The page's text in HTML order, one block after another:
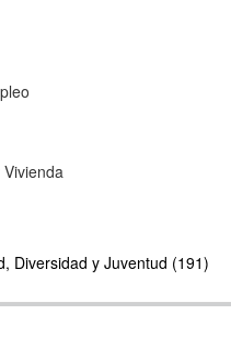
Diversidad y Juventud (191)